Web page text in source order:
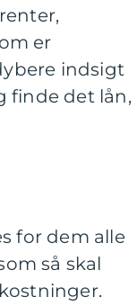
er
indsigt
finde det lån,
for dem alle
så skal